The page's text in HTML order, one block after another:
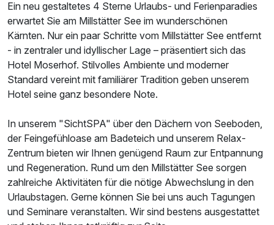
Zusatznächte
Für 4 Tage p.P. ab375,00 €
Ein neu gestaltetes 4 Sterne Urlaubs- und Ferienparadies
erwartet Sie am Millstätter See im wunderschönen
Kärnten. Nur ein paar Schritte vom Millstätter See entfernt
- in zentraler und idyllischer Lage – präsentiert sich das
Hotel Moserhof. Stilvolles Ambiente und moderner
Standard vereint mit familiärer Tradition geben unserem
Hotel seine ganz besondere Note.
In unserem "SichtSPA" über den Dächern von Seeboden,
der Feingefühloase am Badeteich und unserem Relax-
Zentrum bieten wir Ihnen genügend Raum zur Entpannung
und Regeneration. Rund um den Millstätter See sorgen
zahlreiche Aktivitäten für die nötige Abwechslung in den
Urlaubstagen. Gerne können Sie bei uns auch Tagungen
und Seminare veranstalten. Wir sind bestens ausgestattet